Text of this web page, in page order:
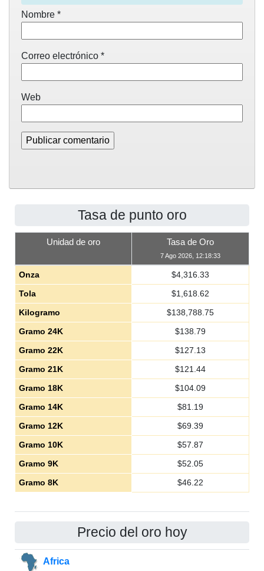
Nombre *
Correo electrónico *
Web
Tasa de punto oro
Unidad de oro Tasa de Oro
7 Ago 2026, 12:18:33
Onza $4,316.33
Tola
$1,618.62
Kilogramo
$138,788.75
Gramo 24K
$138.79
Gramo 22K
$127.13
Gramo 21K
$121.44
Gramo 18K
$104.09
Gramo 14K
$81.19
Gramo 12K
$69.39
Gramo 10K
$57.87
Gramo 9K
$52.05
Gramo 8K
$46.22
Precio del oro hoy
Africa